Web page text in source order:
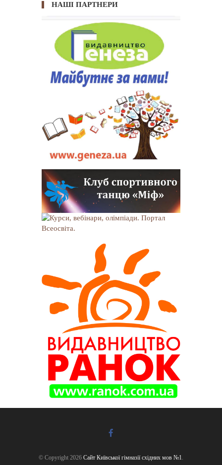
НАШІ ПАРТНЕРИ
© Copyright 2026 Сайт Київської гімназії східних мов №1